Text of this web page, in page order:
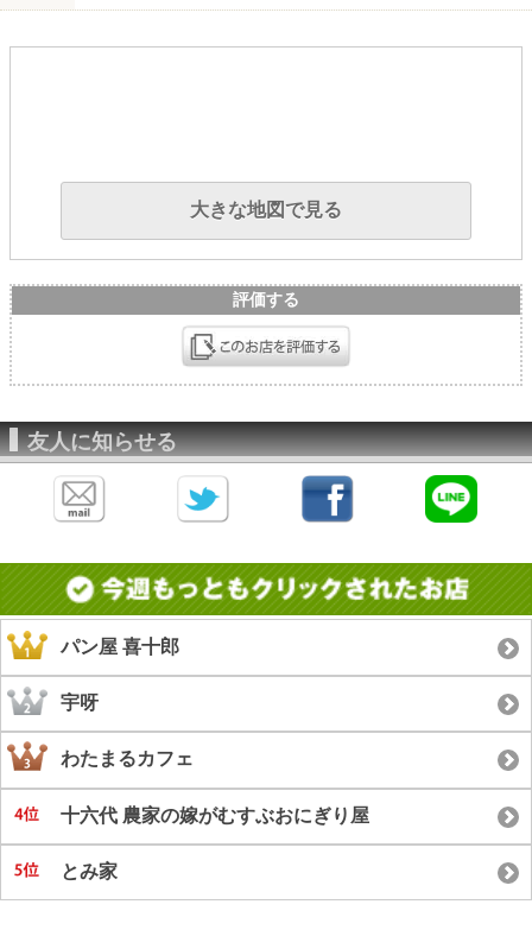
大きな地図で見る
評価する
友人に知らせる
パン屋 喜十郎
宇呀
わたまるカフェ
十六代 農家の嫁がむすぶおにぎり屋
とみ家